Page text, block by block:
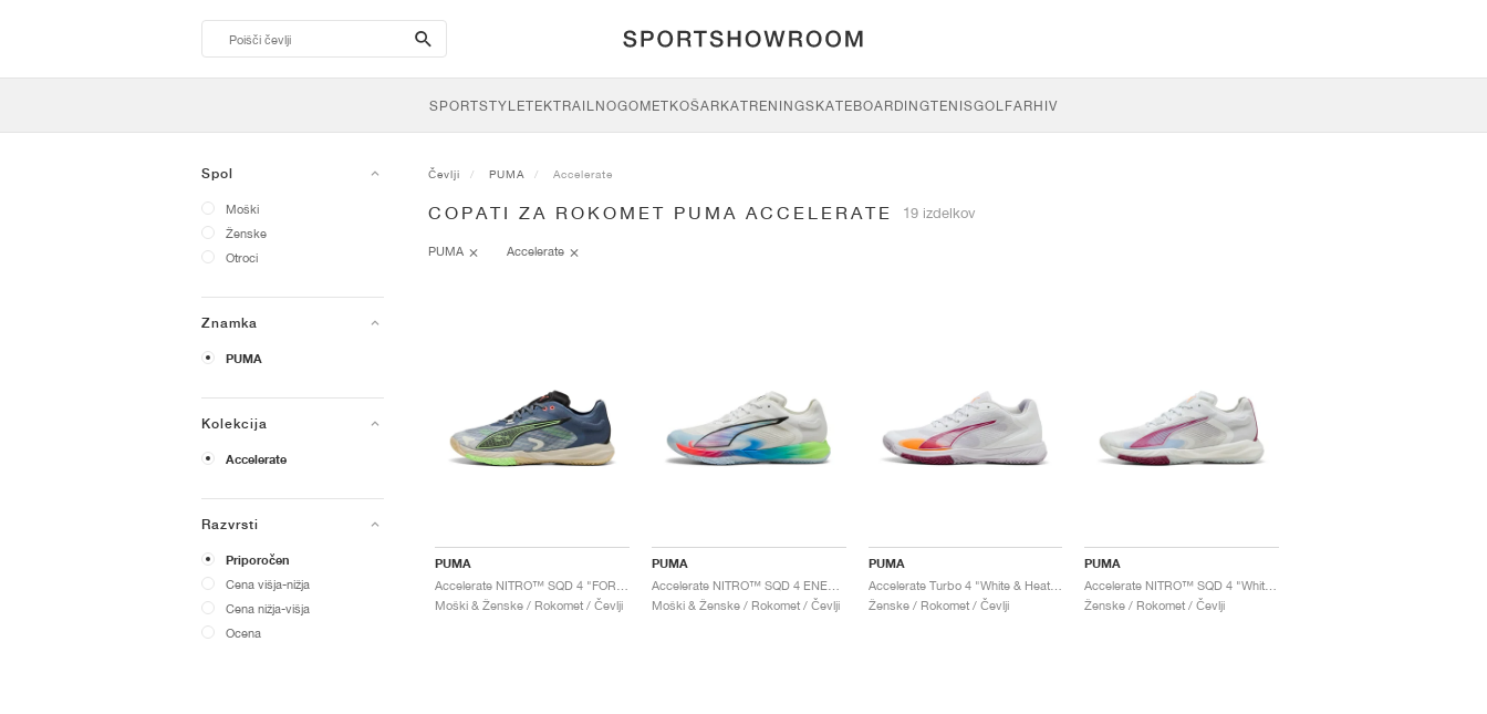
search-
btn
SPORTSTYLETEKTRAILNOGOMETKOŠARKATRENINGSKATEBOARDINGTENISGOLFARHIV
Spol
Moški
Ženske
Otroci
Znamka
PUMA
Kolekcija
Accelerate
Razvrsti
Priporočen
Cena višja-nižja
Cena nižja-višja
Ocena
Čevlji PUMA Accelerate
COPATI ZA ROKOMET PUMA ACCELERATE 19 izdelkov
PUMA Accelerate
PUMA
Moški & Ženske / Rokomet / Čevlji
PUMA
Accelerate NITRO™ SQD 4 ENERGY "White & Speed Green"
Moški & Ženske / Rokomet / Čevlji
PUMA
Accelerate Turbo 4 "White & Heat Fire"
Ženske / Rokomet / Čevlji
PUMA
Ženske / Rokomet / Čevlji